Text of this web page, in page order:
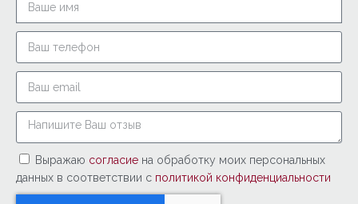
Выражаю согласие на обработку моих персональных
данных в соответствии с политикой конфиденциальности